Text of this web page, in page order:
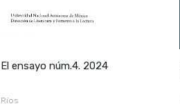
El ensayo núm.4. 2024
Ríos